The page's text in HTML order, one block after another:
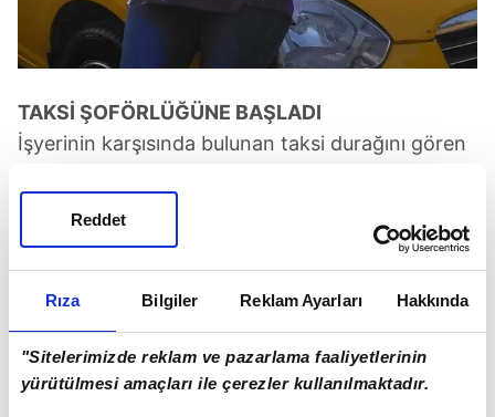
Rıza Bilgiler Reklam Ayarları Hakkında
"Sitelerimizde reklam ve pazarlama faaliyetlerinin
yürütülmesi amaçları ile çerezler kullanılmaktadır.
Reddet
TAKSİ ŞOFÖRLÜĞÜNE BAŞLADI
İşyerinin karşısında bulunan taksi durağını gören
olmadığını gizleyen, o dönem taksi şoförlerine
belgede sorulmadığı için genç kadın direksiyona
geçti.